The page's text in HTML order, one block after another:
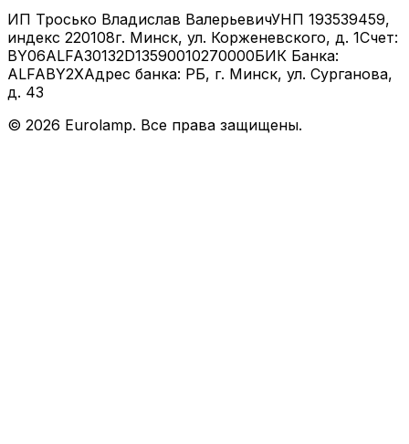
ИП Тросько Владислав ВалерьевичУНП 193539459,
индекс 220108г. Минск, ул. Корженевского, д. 1Счет:
BY06ALFA30132D13590010270000БИК Банка:
ALFABY2XАдрес банка: РБ, г. Минск, ул. Сурганова,
д. 43
© 2026 Eurolamp. Все права защищены.